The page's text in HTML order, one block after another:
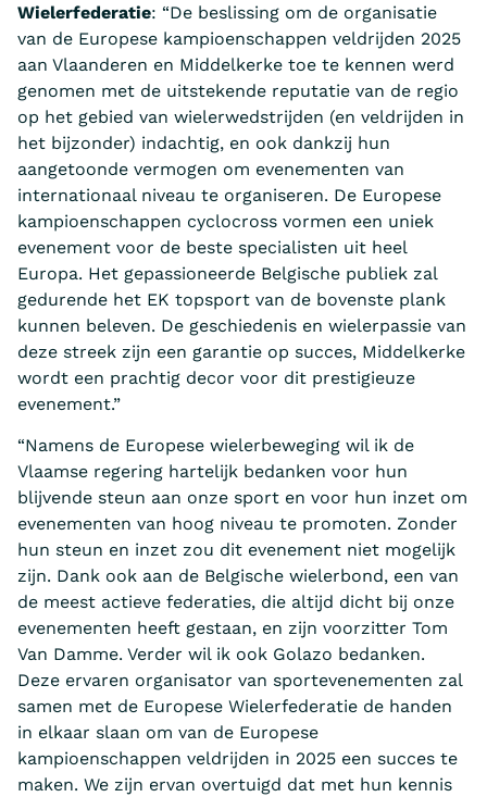
Wielerfederatie: “De beslissing om de organisatie
van de Europese kampioenschappen veldrijden 2025
aan Vlaanderen en Middelkerke toe te kennen werd
genomen met de uitstekende reputatie van de regio
op het gebied van wielerwedstrijden (en veldrijden in
het bijzonder) indachtig, en ook dankzij hun
aangetoonde vermogen om evenementen van
internationaal niveau te organiseren. De Europese
kampioenschappen cyclocross vormen een uniek
evenement voor de beste specialisten uit heel
Europa. Het gepassioneerde Belgische publiek zal
gedurende het EK topsport van de bovenste plank
kunnen beleven. De geschiedenis en wielerpassie van
deze streek zijn een garantie op succes, Middelkerke
wordt een prachtig decor voor dit prestigieuze
evenement.”
“Namens de Europese wielerbeweging wil ik de
Vlaamse regering hartelijk bedanken voor hun
blijvende steun aan onze sport en voor hun inzet om
evenementen van hoog niveau te promoten. Zonder
hun steun en inzet zou dit evenement niet mogelijk
zijn. Dank ook aan de Belgische wielerbond, een van
de meest actieve federaties, die altijd dicht bij onze
evenementen heeft gestaan, en zijn voorzitter Tom
Van Damme. Verder wil ik ook Golazo bedanken.
Deze ervaren organisator van sportevenementen zal
samen met de Europese Wielerfederatie de handen
in elkaar slaan om van de Europese
kampioenschappen veldrijden in 2025 een succes te
maken. We zijn ervan overtuigd dat met hun kennis